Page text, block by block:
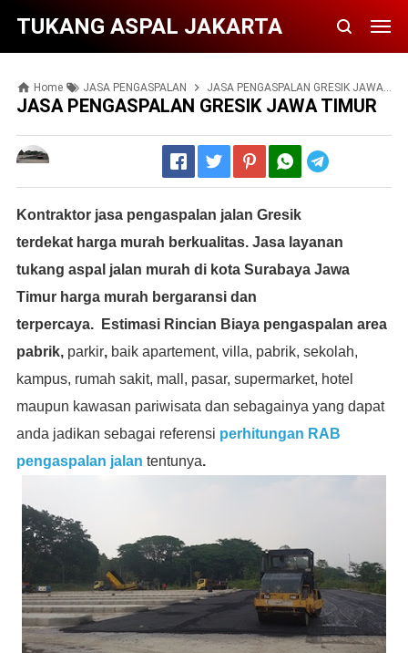
TUKANG ASPAL JAKARTA
Home JASA PENGASPALAN JASA PENGASPALAN GRESIK JAWA TIMUR
JASA PENGASPALAN GRESIK JAWA TIMUR
Kontraktor jasa pengaspalan jalan Gresik
terdekat harga murah berkualitas. Jasa layanan
tukang aspal jalan murah di kota Surabaya Jawa
Timur harga murah bergaransi dan
terpercaya.
Estimasi Rincian Biaya pengaspalan area
pabrik, parkir,baik apartement, villa, pabrik, sekolah,
kampus, rumah sakit, mall, pasar, supermarket, hotel
maupun kawasan pariwisata dan sebagainya yang dapat
anda jadikan sebagai referensi perhitungan RAB
pengaspalan jalan tentunya.